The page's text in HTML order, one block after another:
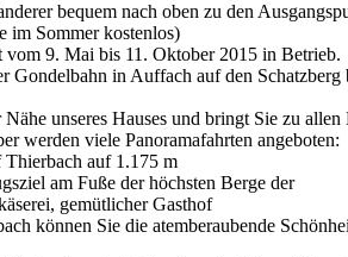
bequem nach oben zu den
im Sommer kostenlos)
9. Mai bis 11. Oktober 2015 in Betrieb.
in Auffach auf den Schatzberg
unseres Hauses und bringt Sie zu
werden viele Panoramafahrten angeboten:
Thierbach auf 1.175 m
am Fuße der höchsten Berge der
gemütlicher Gasthof
können Sie die atemberaubende